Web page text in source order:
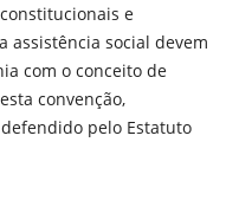
e
social devem
com o conceito de
convenção,
pelo Estatuto